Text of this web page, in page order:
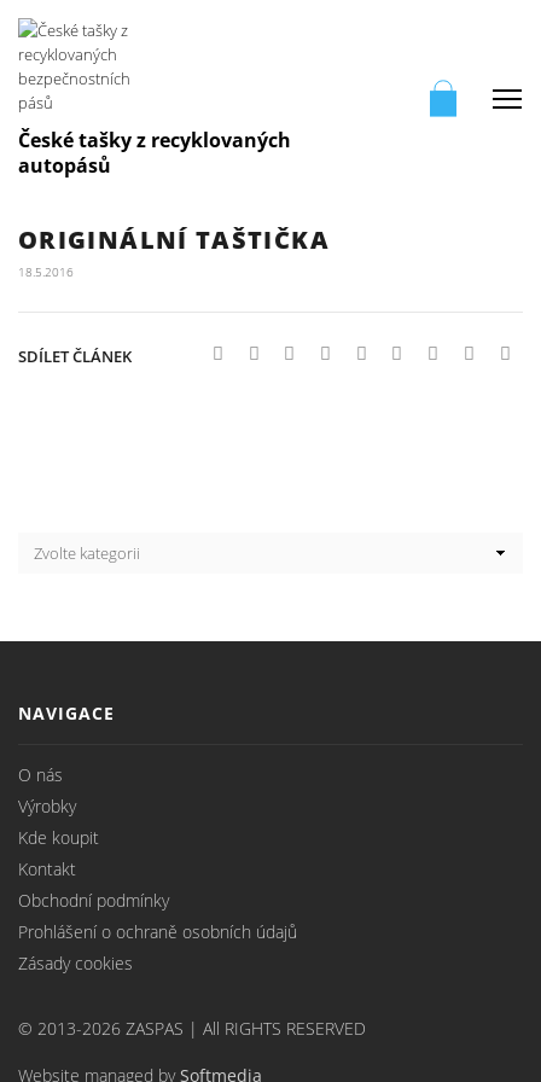
České tašky z recyklovaných
autopásů
ORIGINÁLNÍ TAŠTIČKA
18.5.2016
SDÍLET ČLÁNEK
NAVIGACE
O nás
Výrobky
Kde koupit
Kontakt
Obchodní podmínky
Prohlášení o ochraně osobních údajů
Zásady cookies
© 2013-2026 ZASPAS | All RIGHTS RESERVED
Website managed bySoftmedia